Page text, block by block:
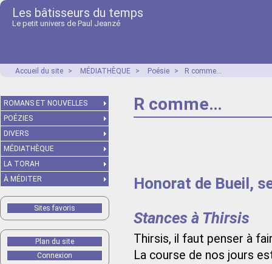
Les bâtisseurs du temps
Le petit univers de Paul Jeanzé
Accueil du site > MÉDIATHÈQUE > Poésie > R comme…
R comme…
Honorat de Bueil,
Stances à Thirsis
Thirsis, il faut penser à
La course de nos jours
ROMANS ET NOUVELLES
POÉZIES
DIVERS
MÉDIATHÈQUE
LA TORAH
À MÉDITER
Sites favoris
Plan du site
Connexion